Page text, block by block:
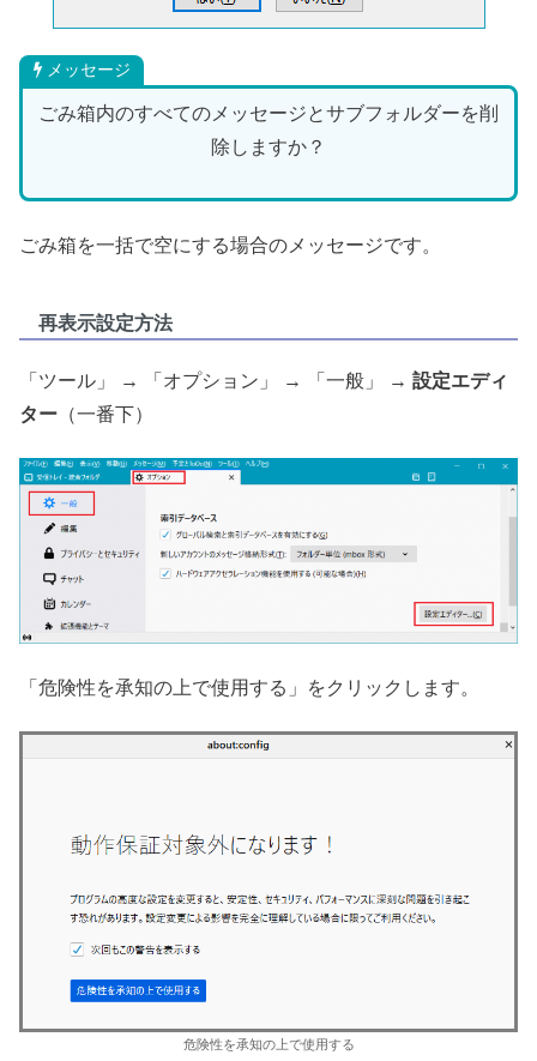
メッセージ
ごみ箱内のすべてのメッセージとサブフォルダーを削
除しますか？
ごみ箱を一括で空にする場合のメッセージです。
再表示設定方法
「ツール」 → 「オプション」 → 「一般」 → 設定エディ
ター （一番下）
「危険性を承知の上で使用する」をクリックします。
危険性を承知の上で使用する